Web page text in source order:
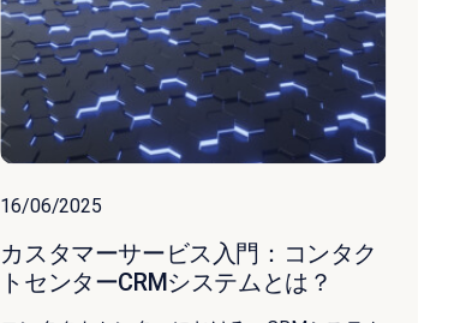
16/06/2025
カスタマーサービス入門：コンタク
トセンターCRMシステムとは？